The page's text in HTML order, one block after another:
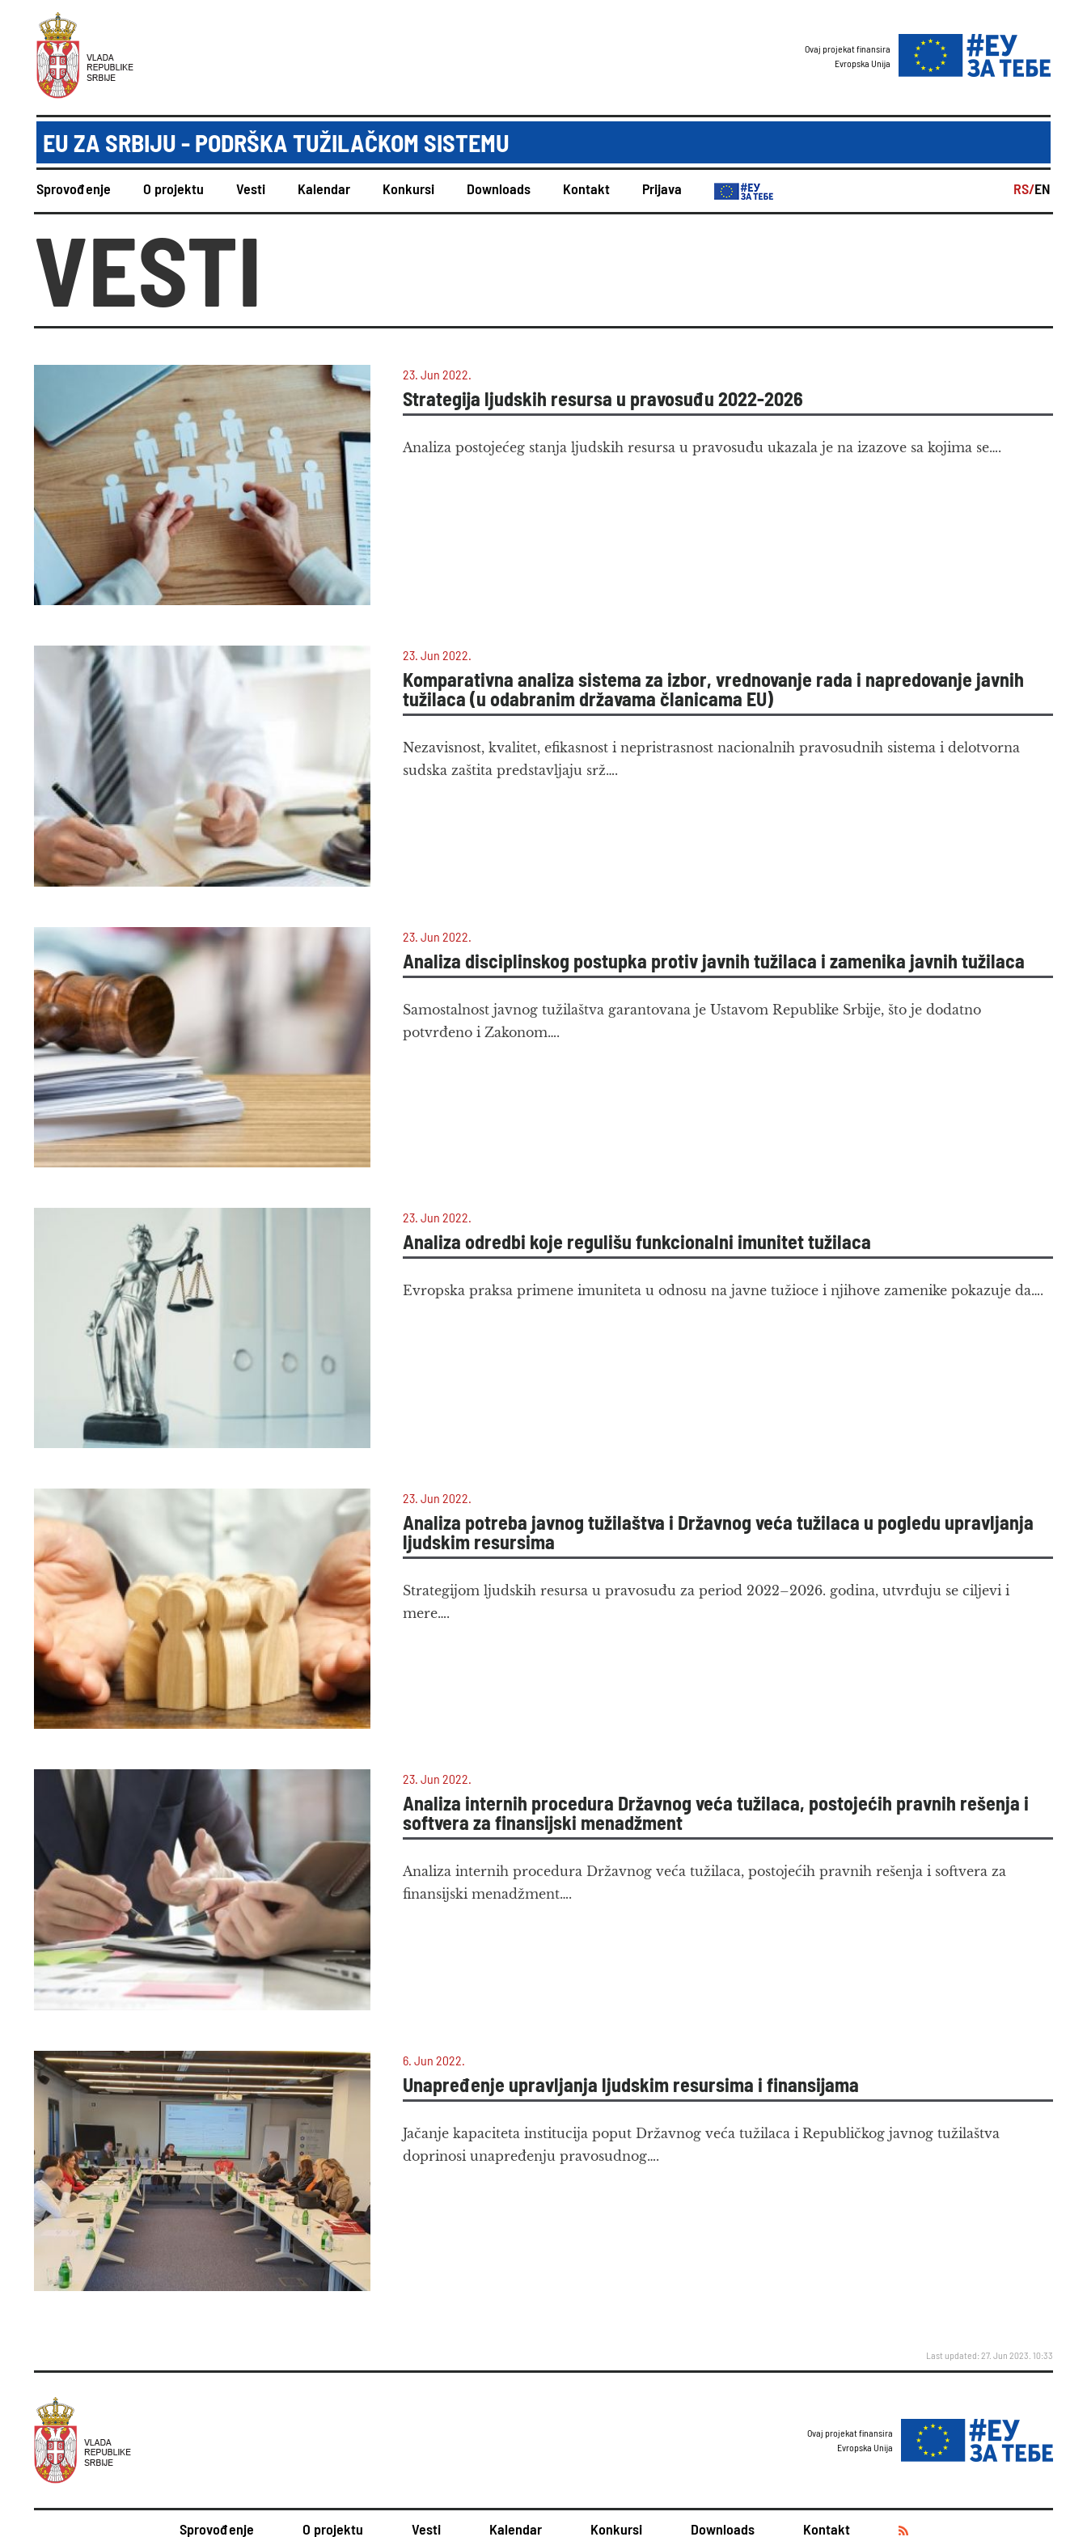
Ovaj projekat finansira
Evropska Unija
EU ZA SRBIJU - PODRŠKA TUŽILAČKOM SISTEMU
Sprovođenje O projektu Vesti Kalendar Konkursi Downloads Kontakt Prijava RS/EN
VESTI
23. Jun 2022.
Strategija ljudskih resursa u pravosuđu 2022-2026
Analiza postojećeg stanja ljudskih resursa u pravosuđu ukazala je na izazove sa kojima se….
23. Jun 2022.
Komparativna analiza sistema za izbor, vrednovanje rada i napredovanje javnih
tužilaca (u odabranim državama članicama EU)
Nezavisnost, kvalitet, efikasnost i nepristrasnost nacionalnih pravosudnih sistema i delotvorna
sudska zaštita predstavljaju srž….
23. Jun 2022.
Analiza disciplinskog postupka protiv javnih tužilaca i zamenika javnih tužilaca
Samostalnost javnog tužilaštva garantovana je Ustavom Republike Srbije, što je dodatno
potvrđeno i Zakonom….
23. Jun 2022.
Analiza odredbi koje regulišu funkcionalni imunitet tužilaca
Evropska praksa primene imuniteta u odnosu na javne tužioce i njihove zamenike pokazuje da….
23. Jun 2022.
Analiza potreba javnog tužilaštva i Državnog veća tužilaca u pogledu upravljanja
ljudskim resursima
Strategijom ljudskih resursa u pravosuđu za period 2022–2026. godina, utvrđuju se ciljevi i
mere….
23. Jun 2022.
Analiza internih procedura Državnog veća tužilaca, postojećih pravnih rešenja i
softvera za finansijski menadžment
Analiza internih procedura Državnog veća tužilaca, postojećih pravnih rešenja i softvera za
finansijski menadžment….
6. Jun 2022.
Unapređenje upravljanja ljudskim resursima i finansijama
Jačanje kapaciteta institucija poput Državnog veća tužilaca i Republičkog javnog tužilaštva
doprinosi unapređenju pravosudnog….
Last updated: 27. Jun 2023. 10:33
Ovaj projekat finansira
Evropska Unija
Sprovođenje O projektu Vesti Kalendar Konkursi Downloads Kontakt